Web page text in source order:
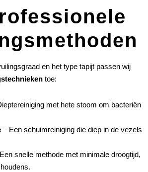
en het type tapijt passen wij
toe:
met hete stoom om bacteriën
– Een schuimreiniging die diep in de vezels
snelle methode met minimale droogtijd,